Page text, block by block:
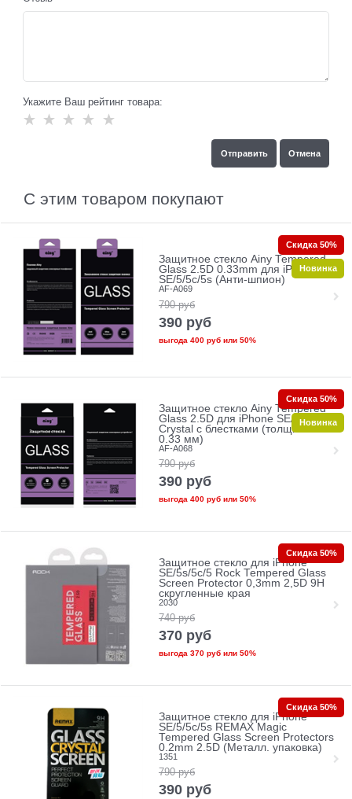
Укажите Ваш рейтинг товара:
С этим товаром покупают
Защитное стекло Ainy Tempered
Glass 2.5D 0.33mm для iPhone
SE/5/5c/5s (Анти-шпион)
AF-A069
790 руб
390 руб
выгода 400 рубили 50%
Скидка 50%
Новинка
Защитное стекло Ainy Tempered
Glass 2.5D для iPhone SE/5/5c/5s
Crystal с блестками (толщина
0.33 мм)
AF-A068
790 руб
390 руб
выгода 400 рубили 50%
Скидка 50%
Новинка
Защитное стекло для iPhone
SE/5s/5с/5 Rock Tempered Glass
Screen Protector 0,3mm 2,5D 9H
скругленные края
2030
740 руб
370 руб
выгода 370 рубили 50%
Скидка 50%
Защитное стекло для iPhone
SE/5/5c/5s REMAX Magic
Tempered Glass Screen Protectors
0.2mm 2.5D (Металл. упаковка)
1351
790 руб
390 руб
Скидка 50%